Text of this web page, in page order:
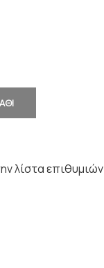
λίστα επιθυμιών